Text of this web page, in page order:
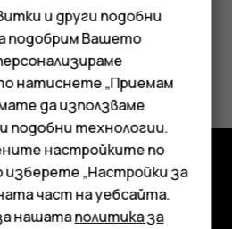
отговор?
и други подобни
подобрим Вашето
натиснете „Приемам
да използваме
подобни технологии.
настройките по
изберете „Настройки за
част на уебсайта.
нашатаполитика за